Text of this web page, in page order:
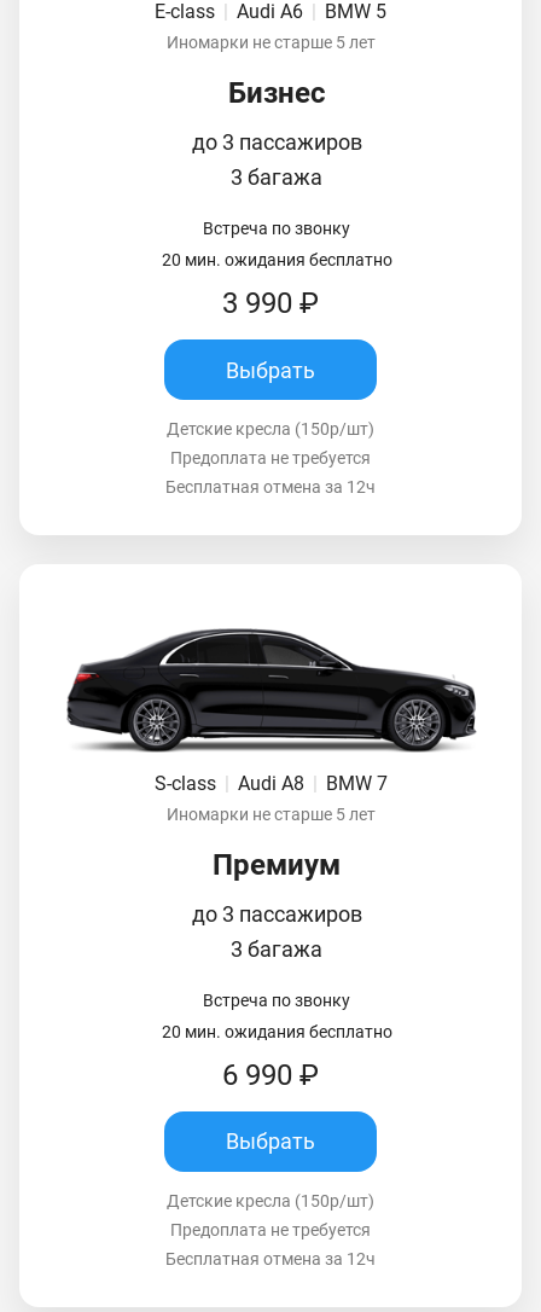
E-class | Audi A6 | BMW 5
Иномарки не старше 5 лет
Бизнес
до 3 пассажиров
3 багажа
Встреча по звонку
20 мин. ожидания бесплатно
3 990 ₽
Выбрать
Детские кресла (150р/шт)
Предоплата не требуется
Бесплатная отмена за 12ч
S-class | Audi A8 | BMW 7
Иномарки не старше 5 лет
Премиум
до 3 пассажиров
3 багажа
Встреча по звонку
20 мин. ожидания бесплатно
6 990 ₽
Выбрать
Детские кресла (150р/шт)
Предоплата не требуется
Бесплатная отмена за 12ч